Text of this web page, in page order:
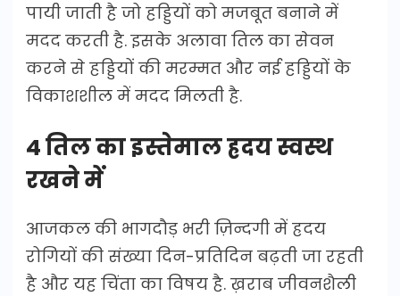
पायी जाती है जो हड्डियों को मजबूत बनाने में
मदद करती है. इसके अलावा तिल का सेवन
करने से हड्डियों की मरम्मत और नई हड्डियों के
विकाशशील में मदद मिलती है.
4 तिल का इस्तेमाल ह्रदय स्वस्थ
रखने में
आजकल की भागदौड़ भरी ज़िन्दगी में ह्रदय
रोगियों की संख्या दिन-प्रतिदिन बढ़ती जा रहती
है और यह चिंता का विषय है. ख़राब जीवनशैली